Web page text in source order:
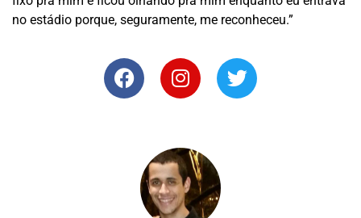
no estádio porque, seguramente, me reconheceu.”